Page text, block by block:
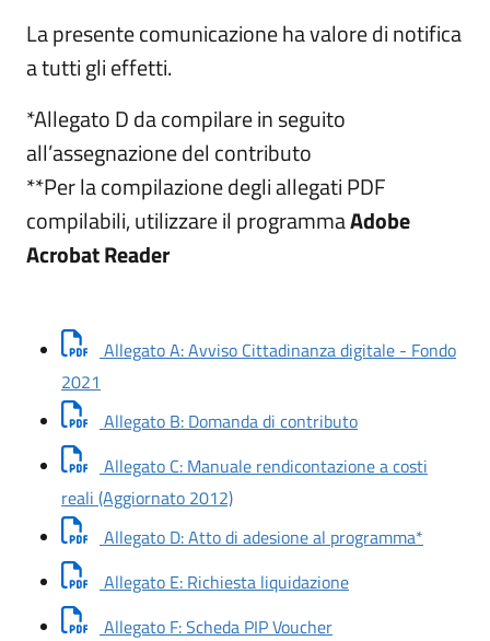
La presente comunicazione ha valore di notifica
a tutti gli effetti.
*Allegato D da compilare in seguito
all’assegnazione del contributo
**Per la compilazione degli allegati PDF
compilabili, utilizzare il programmaAdobe
Acrobat Reader
Allegato A: Avviso Cittadinanza digitale - Fondo
2021
Allegato B: Domanda di contributo
Allegato C: Manuale rendicontazione a costi
reali (Aggiornato 2012)Scarica documento: Allegato C:
Allegato D: Atto di adesione al programma*
Allegato E: Richiesta liquidazione
Allegato F: Scheda PIP Voucher